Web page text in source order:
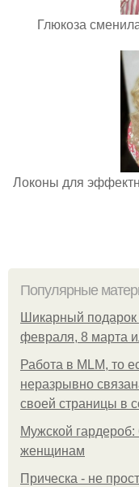
Глюкоза
Локоны для
Популярные
Шикарный
февраля, 8 марта
Работа в MLM, то
неразрывно
своей страницы в
Мужской
женщинам
Прическа - не